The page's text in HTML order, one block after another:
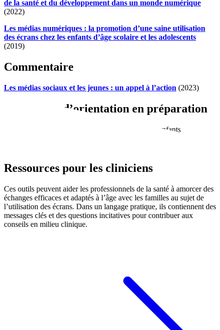
de la santé et du développement dans un monde numérique
(2022)
Les médias numériques : la promotion d’une saine utilisation
des écrans chez les enfants d’âge scolaire et les adolescents
(2019)
Commentaire
Les médias sociaux et les jeunes : un appel à l’action (2023)
Documents d’orientation en préparation
Les réseaux sociaux et la santé mentale des enfants
Ressources pour les cliniciens
Ces outils peuvent aider les professionnels de la santé à amorcer des
échanges efficaces et adaptés à l’âge avec les familles au sujet de
l’utilisation des écrans. Dans un langage pratique, ils contiennent des
messages clés et des questions incitatives pour contribuer aux
conseils en milieu clinique.